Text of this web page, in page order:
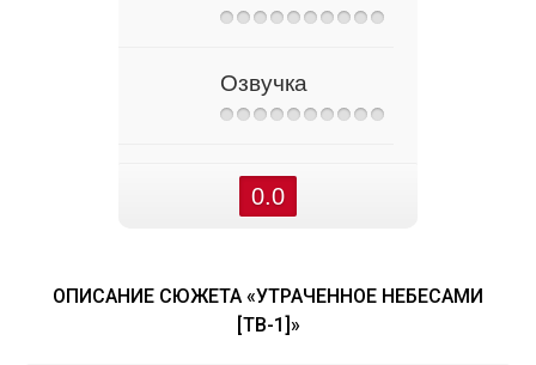
Озвучка
0.0
ОПИСАНИЕ СЮЖЕТА «УТРАЧЕННОЕ НЕБЕСАМИ
[ТВ-1]»